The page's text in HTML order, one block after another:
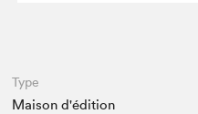
Type
Maison d'édition